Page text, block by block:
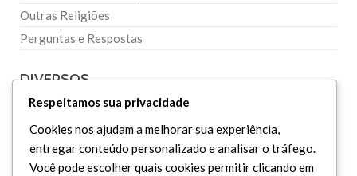
Outras Religiões
Perguntas e Respostas
DIVERSOS
Curiosidades
Dicionário Islâmico
Downloads
Respeitamos sua privacidade
Cookies nos ajudam a melhorar sua experiência,
entregar conteúdo personalizado e analisar o tráfego.
Você pode escolher quais cookies permitir clicando em